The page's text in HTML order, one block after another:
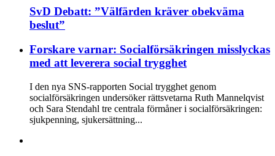
SvD Debatt: ”Välfärden kräver obekväma
beslut”
Forskare varnar: Socialförsäkringen misslyckas
med att leverera social trygghet
I den nya SNS-rapporten Social trygghet genom
socialförsäkringen undersöker rättsvetarna Ruth Mannelqvist
och Sara Stendahl tre centrala förmåner i socialförsäkringen:
sjukpenning, sjukersättning...